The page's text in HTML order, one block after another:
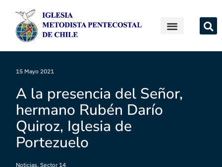
15 Mayo 2021
A la presencia del Señor,
hermano Rubén Darío
Quiroz, Iglesia de
Portezuelo
Noticias, Sector 14